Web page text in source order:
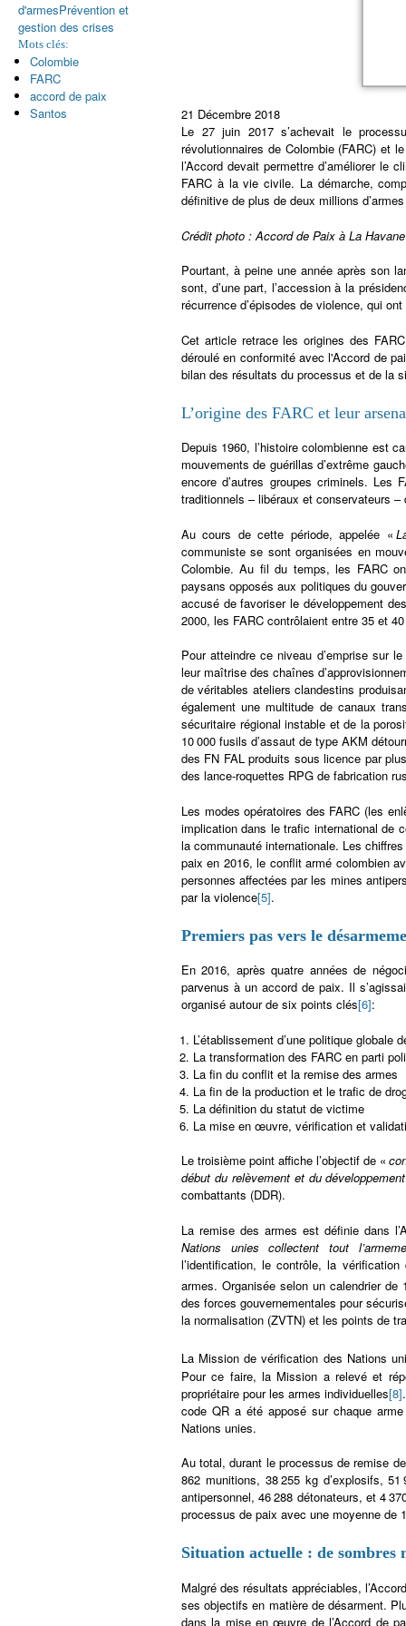
21 Décembre 2018
Le 27 juin 2017 s’achevait le
révolutionnaires de Colombie (FARC) et
l’Accord devait permettre d’améliorer le
FARC à la vie civile. La démarche,
définitive de plus de deux millions
Crédit photo : Accord de Paix à La
Pourtant, à peine une année après son
sont, d’une part, l’accession à la
récurrence d’épisodes de violence, qui
Cet article retrace les origines des
déroulé en conformité avec l'Accord de
bilan des résultats du processus et de la
L’origine des FARC et leur
Depuis 1960, l’histoire colombienne est
mouvements de guérillas d’extrême
encore d’autres groupes criminels.
traditionnels – libéraux et conservateurs
Au cours de cette période, appelée «
communiste se sont organisées en
Colombie. Au fil du temps, les FARC
paysans opposés aux politiques du
accusé de favoriser le développement
2000, les FARC contrôlaient entre 35 et
Pour atteindre ce niveau d’emprise sur
leur maîtrise des chaînes
de véritables ateliers clandestins
également une multitude de canaux
sécuritaire régional instable et de la
10 000 fusils d’assaut de type AKM
des FN FAL produits sous licence par
des lance-roquettes RPG de fabrication
Les modes opératoires des FARC (les
implication dans le trafic international de
la communauté internationale. Les
paix en 2016, le conflit armé colombien
personnes affectées par les mines
par la violence[5].
Premiers pas vers le
En 2016, après quatre années de
parvenus à un accord de paix. Il
organisé autour de six points clés[6]:
L’établissement d’une politique globale
La transformation des FARC en parti
La fin du conflit et la remise des armes
La fin de la production et le trafic de
La définition du statut de victime
La mise en œuvre, vérification et
Le troisième point affiche l’objectif de «
début du relèvement et du développement
combattants (DDR).
La remise des armes est définie dans
Nations unies collectent tout
l’identification, le contrôle, la
armes. Organisée selon un calendrier
des forces gouvernementales pour
la normalisation (ZVTN) et les points de
La Mission de vérification des Nations
Pour ce faire, la Mission a relevé et
propriétaire pour les armes individuelles[8]
code QR a été apposé sur chaque
Nations unies.
Au total, durant le processus de remise
862 munitions, 38 255 kg d’explosifs,
antipersonnel, 46 288 détonateurs, et 4
processus de paix avec une moyenne de
Situation actuelle : de sombres
Malgré des résultats appréciables,
ses objectifs en matière de désarment.
dans la mise en œuvre de l’Accord de
d'armesPrévention et
gestion des crises
Mots clés:
Colombie
FARC
accord de paix
Santos